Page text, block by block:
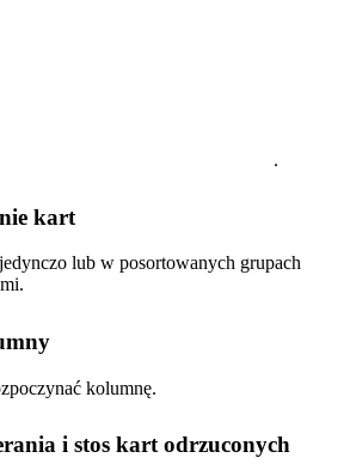
.
kart
lub w posortowanych grupach
kolumnę.
i stos kart odrzuconych